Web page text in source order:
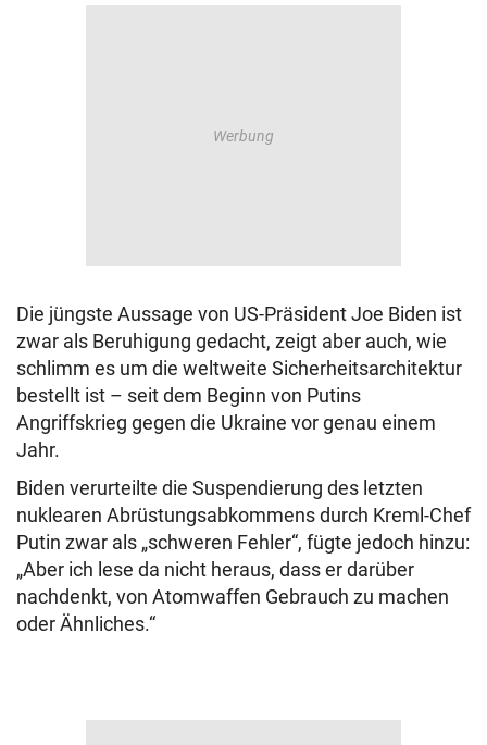
Die jüngste Aussage von US-Präsident Joe Biden ist
zwar als Beruhigung gedacht, zeigt aber auch, wie
schlimm es um die weltweite Sicherheitsarchitektur
bestellt ist – seit dem Beginn von Putins
Angriffskrieg gegen die Ukraine vor genau einem
Jahr.
Biden verurteilte die Suspendierung des letzten
nuklearen Abrüstungsabkommens durch Kreml-Chef
Putin zwar als „schweren Fehler“, fügte jedoch hinzu:
„Aber ich lese da nicht heraus, dass er darüber
nachdenkt, von Atomwaffen Gebrauch zu machen
oder Ähnliches.“